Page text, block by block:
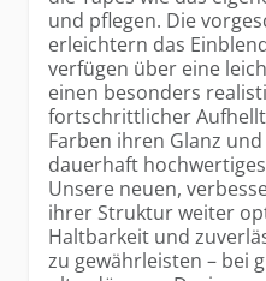
und pflegen. Die
erleichtern das
verfügen über eine
einen besonders
fortschrittlicher
Farben ihren Glanz
dauerhaft
Unsere neuen,
ihrer Struktur weiter
Haltbarkeit und
zu gewährleisten – bei